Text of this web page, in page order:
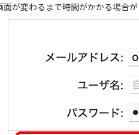
が変わるまで時間がかかる場合が